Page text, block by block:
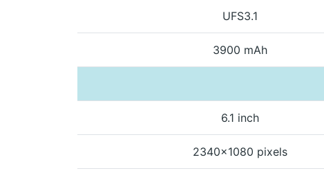
UFS3.1
3900 mAh
6.1 inch
2340x1080 pixels